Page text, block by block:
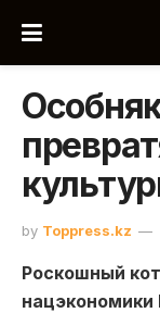
by Toppress.kz
Роскошный